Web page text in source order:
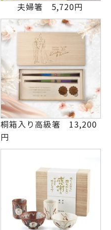
夫婦箸 5,720円
桐箱入り高級箸 13,200
円